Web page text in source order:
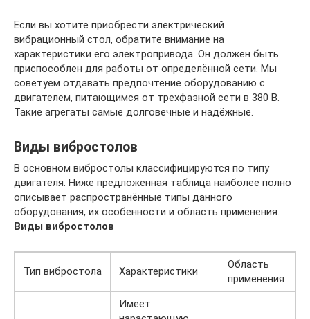
Если вы хотите приобрести электрический
вибрационный стол, обратите внимание на
характеристики его электропривода. Он должен быть
приспособлен для работы от определённой сети. Мы
советуем отдавать предпочтение оборудованию с
двигателем, питающимся от трехфазной сети в 380 В.
Такие агрегаты самые долговечные и надёжные.
Виды вибростолов
В основном вибростолы классифицируются по типу
двигателя. Ниже предложенная таблица наиболее полно
описывает распространённые типы данного
оборудования, их особенности и область применения.
Виды вибростолов
Тип вибростола Характеристики
Область
применения
Имеет